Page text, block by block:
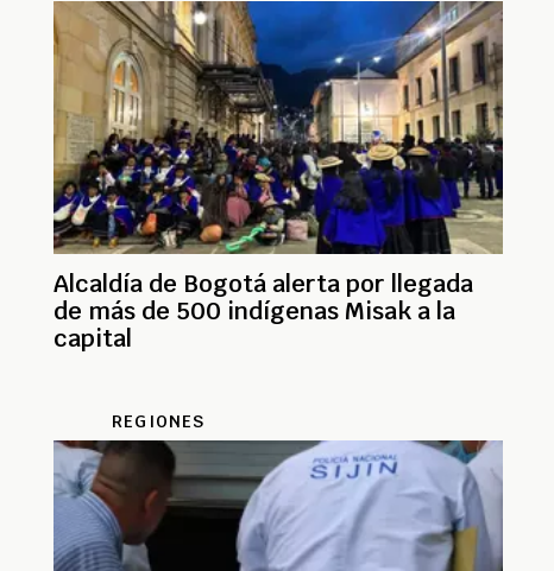
Alcaldía de Bogotá alerta por llegada
de más de 500 indígenas Misak a la
capital
REGIONES